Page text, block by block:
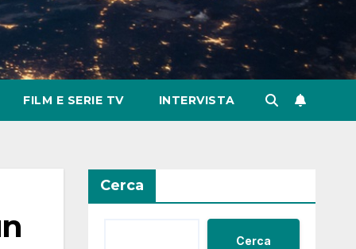
FILM E SERIE TV INTERVISTA
Cerca
Cerca